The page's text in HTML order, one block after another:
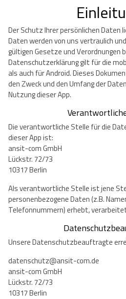
Der Schutz Ihrer persönlichen Daten
Daten werden von uns vertraulich
gültigen Gesetze und Verordnungen
Datenschutzerklärung gilt für die
als auch für Android. Dieses
den Zweck und den Umfang der
Nutzung dieser App.
Die verantwortliche Stelle für die
dieser App ist:
ansit-com GmbH
Lückstr. 72/73
10317 Berlin
Als verantwortliche Stelle ist jene
personenbezogene Daten (z.B.
Telefonnummern) erhebt,
Unsere Datenschutzbeauftragte
datenschutz@ansit-com.de
ansit-com GmbH
Lückstr. 72/73
10317 Berlin